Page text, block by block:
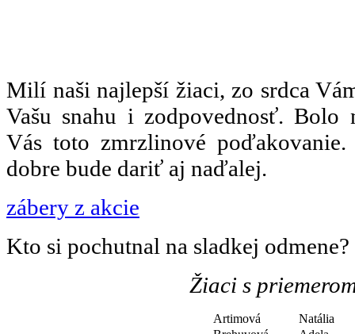
Milí naši najlepší žiaci, zo srdca
Vašu snahu i zodpovednosť. Bolo
Vás toto zmrzlinové
dobre bude dariť aj naďalej.
zábery z akcie
Kto si pochutnal na sladkej odmene?
Žiaci s
Artimová
Natália